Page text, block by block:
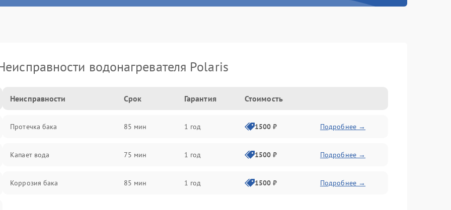
водонагревателя Polaris
Неисправности Срок Гарантия Стоимость
Протечка бака 85 мин 1 год 1500 ₽ Подробнее →
Капает вода 75 мин 1 год 1500 ₽ Подробнее →
Коррозия бака 85 мин 1 год 1500 ₽ Подробнее →